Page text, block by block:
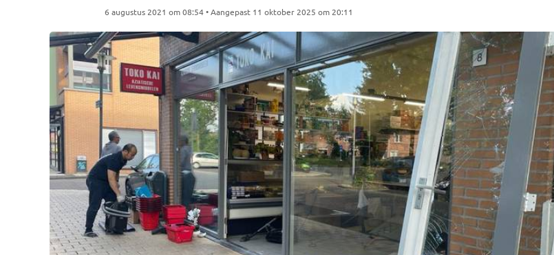
6 augustus 2021 om 08:54 • Aangepast 11 oktober 2025 om 20:11